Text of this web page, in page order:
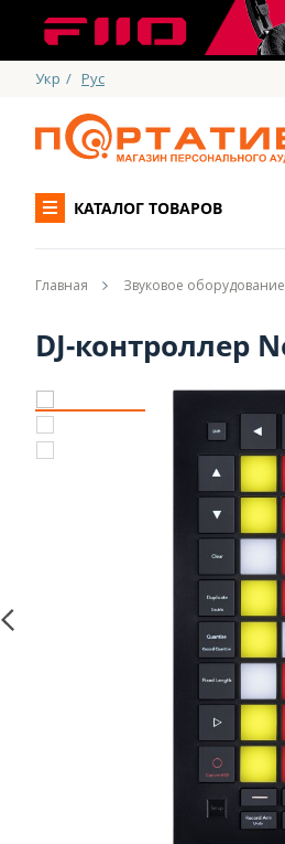
Укр / Рус
КАТАЛОГ ТОВАРОВ
Главная Звуковое оборудование
DJ-контроллер